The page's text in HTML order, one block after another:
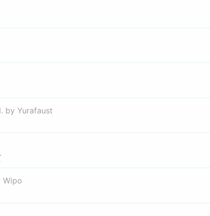
by Yurafaust
Wipo